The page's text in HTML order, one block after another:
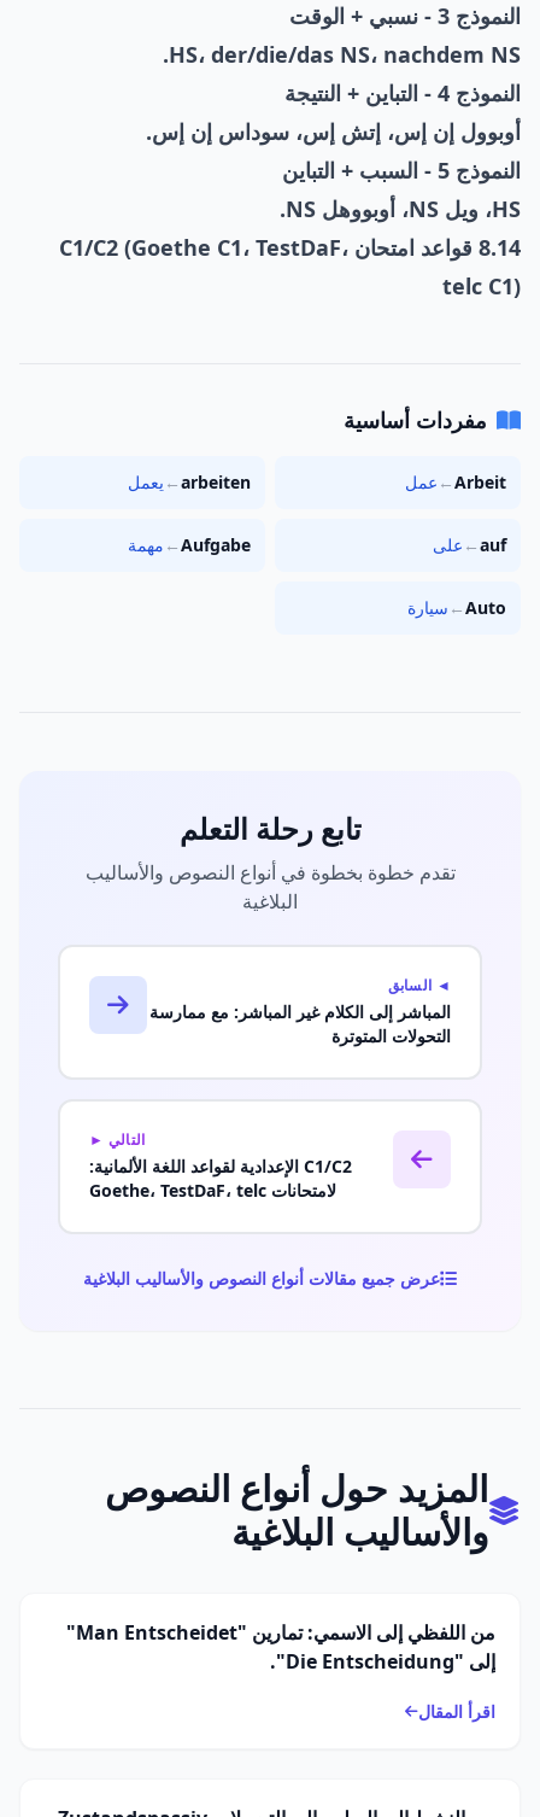
النموذج 3 - نسبي + الوقت
HS، der/die/das NS، nachdem NS.
النموذج 4 - التباين + النتيجة
أوبوول إن إس، إتش إس، سوداس إن إس.
النموذج 5 - السبب + التباين
HS، ويل NS، أوبووهل NS.
8.14 قواعد امتحان C1/C2 (Goethe C1، TestDaF،
telc C1)
مفردات أساسية
Arbeit
← عمل arbeiten
← يعمل
auf
← على Aufgabe
← مهمة
Auto
← سيارة
تابع رحلة التعلم
تقدم خطوة بخطوة في أنواع النصوص والأساليب
البلاغية
◄ السابق
المباشر إلى الكلام غير المباشر: مع ممارسة
التحولات المتوترة
التالي ►
C1/C2 الإعدادية لقواعد اللغة الألمانية:
لامتحانات Goethe، TestDaF، telc
عرض جميع مقالات أنواع النصوص والأساليب البلاغية
المزيد حول أنواع النصوص
والأساليب البلاغية
من اللفظي إلى الاسمي: تمارين "Man Entscheidet"
إلى "Die Entscheidung".
اقرأ المقال